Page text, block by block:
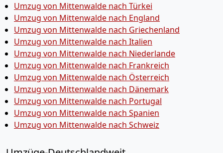
Umzug von Mittenwalde nach Türkei
Umzug von Mittenwalde nach England
Umzug von Mittenwalde nach Griechenland
Umzug von Mittenwalde nach Italien
Umzug von Mittenwalde nach Niederlande
Umzug von Mittenwalde nach Frankreich
Umzug von Mittenwalde nach Österreich
Umzug von Mittenwalde nach Dänemark
Umzug von Mittenwalde nach Portugal
Umzug von Mittenwalde nach Spanien
Umzug von Mittenwalde nach Schweiz